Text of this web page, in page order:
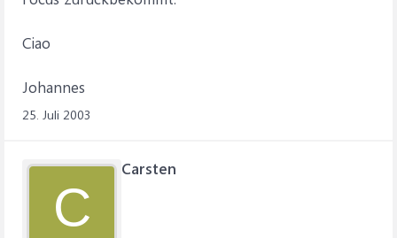
Ciao
Johannes
25. Juli 2003
C
Carsten